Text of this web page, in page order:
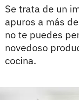
Se trata de un
apuros a más
no te puedes
novedoso
cocina.